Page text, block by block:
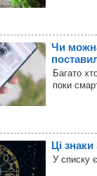
Чи
Багато
поки
Ці
У списку